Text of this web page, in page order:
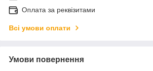
Оплата за реквізитами
Всі умови оплати
Умови повернення